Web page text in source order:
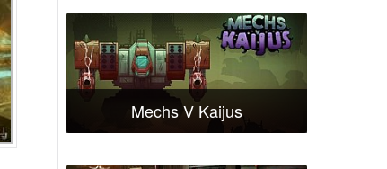
Mechs V Kaijus